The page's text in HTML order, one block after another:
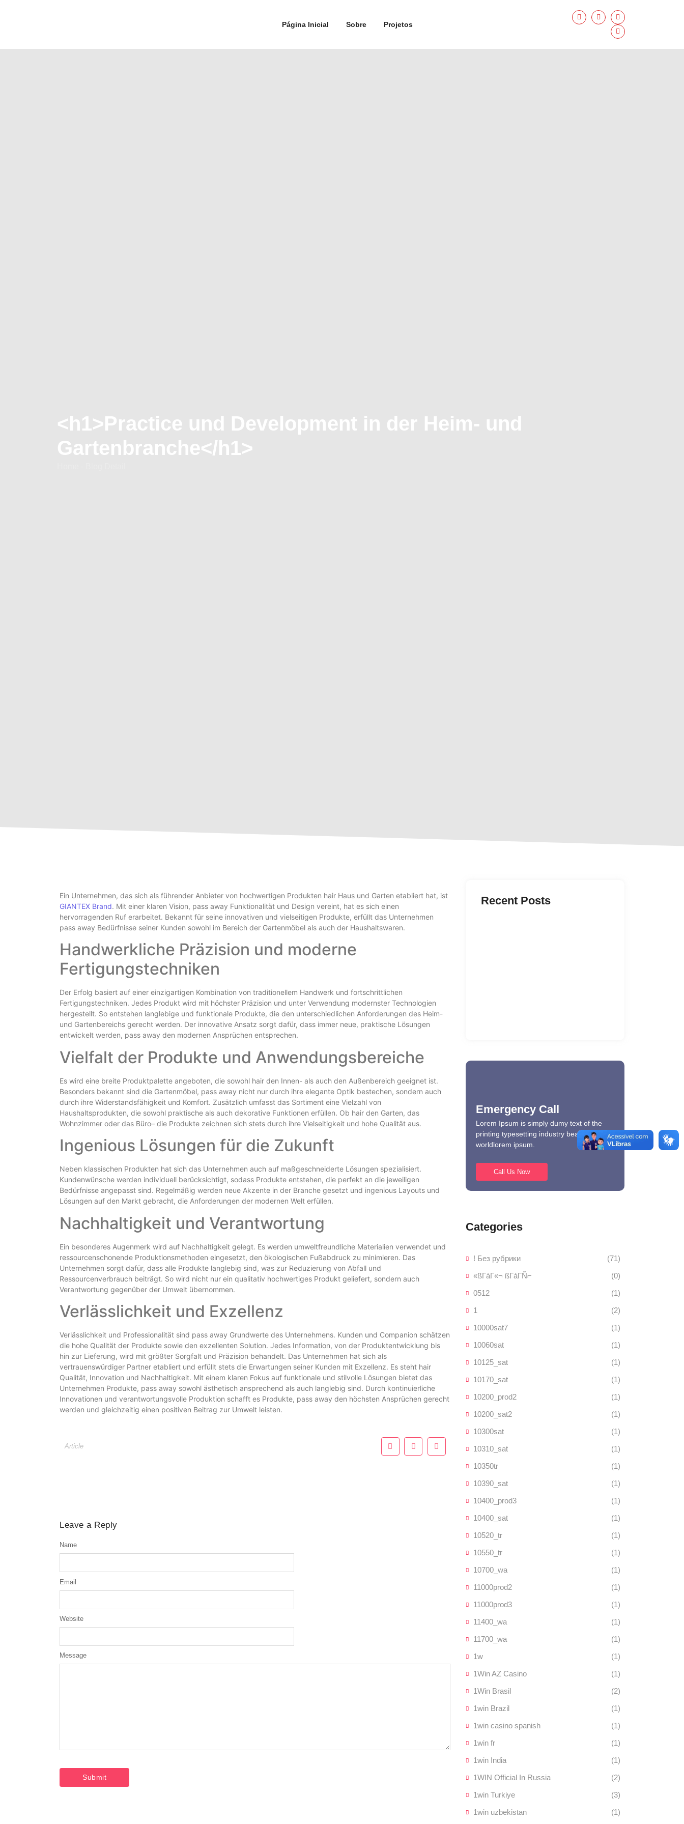
Página Inicial Sobre Projetos
<h1>Practice und Development in der Heim- und
Gartenbranche</h1>
Ein Unternehmen, das sich als führender Anbieter von hochwertigen Produkten hair Haus und Garten etabliert hat, ist
GIANTEX Brand. Mit einer klaren Vision, pass away Funktionalität und Design vereint, hat es sich einen
hervorragenden Ruf erarbeitet. Bekannt für seine innovativen und vielseitigen Produkte, erfüllt das Unternehmen
pass away Bedürfnisse seiner Kunden sowohl im Bereich der Gartenmöbel als auch der Haushaltswaren.
Handwerkliche Präzision und moderne
Fertigungstechniken
Der Erfolg basiert auf einer einzigartigen Kombination von traditionellem Handwerk und fortschrittlichen
Fertigungstechniken. Jedes Produkt wird mit höchster Präzision und unter Verwendung modernster Technologien
hergestellt. So entstehen langlebige und funktionale Produkte, die den unterschiedlichen Anforderungen des Heim-
und Gartenbereichs gerecht werden. Der innovative Ansatz sorgt dafür, dass immer neue, praktische Lösungen
entwickelt werden, pass away den modernen Ansprüchen entsprechen.
Vielfalt der Produkte und Anwendungsbereiche
Es wird eine breite Produktpalette angeboten, die sowohl hair den Innen- als auch den Außenbereich geeignet ist.
Besonders bekannt sind die Gartenmöbel, pass away nicht nur durch ihre elegante Optik bestechen, sondern auch
durch ihre Widerstandsfähigkeit und Komfort. Zusätzlich umfasst das Sortiment eine Vielzahl von
Haushaltsprodukten, die sowohl praktische als auch dekorative Funktionen erfüllen. Ob hair den Garten, das
Wohnzimmer oder das Büro– die Produkte zeichnen sich stets durch ihre Vielseitigkeit und hohe Qualität aus.
Ingenious Lösungen für die Zukunft
Neben klassischen Produkten hat sich das Unternehmen auch auf maßgeschneiderte Lösungen spezialisiert.
Kundenwünsche werden individuell berücksichtigt, sodass Produkte entstehen, die perfekt an die jeweiligen
Bedürfnisse angepasst sind. Regelmäßig werden neue Akzente in der Branche gesetzt und ingenious Layouts und
Lösungen auf den Markt gebracht, die Anforderungen der modernen Welt erfüllen.
Nachhaltigkeit und Verantwortung
Ein besonderes Augenmerk wird auf Nachhaltigkeit gelegt. Es werden umweltfreundliche Materialien verwendet und
ressourcenschonende Produktionsmethoden eingesetzt, den ökologischen Fußabdruck zu minimieren. Das
Unternehmen sorgt dafür, dass alle Produkte langlebig sind, was zur Reduzierung von Abfall und
Ressourcenverbrauch beiträgt. So wird nicht nur ein qualitativ hochwertiges Produkt geliefert, sondern auch
Verantwortung gegenüber der Umwelt übernommen.
Verlässlichkeit und Exzellenz
Verlässlichkeit und Professionalität sind pass away Grundwerte des Unternehmens. Kunden und Companion schätzen
die hohe Qualität der Produkte sowie den exzellenten Solution. Jedes Information, von der Produktentwicklung bis
hin zur Lieferung, wird mit größter Sorgfalt und Präzision behandelt. Das Unternehmen hat sich als
vertrauenswürdiger Partner etabliert und erfüllt stets die Erwartungen seiner Kunden mit Exzellenz. Es steht hair
Qualität, Innovation und Nachhaltigkeit. Mit einem klaren Fokus auf funktionale und stilvolle Lösungen bietet das
Unternehmen Produkte, pass away sowohl ästhetisch ansprechend als auch langlebig sind. Durch kontinuierliche
Innovationen und verantwortungsvolle Produktion schafft es Produkte, pass away den höchsten Ansprüchen gerecht
werden und gleichzeitig einen positiven Beitrag zur Umwelt leisten.
Article
Leave a Reply
Message
Name
Email
Website
Recent Posts
Emergency Call
Lorem Ipsum is simply dumy text of the
printing typesetting industry beautiful
worldlorem ipsum.
Call Us Now
Categories
! Без рубрики
(71)
«ßΓáΓ«¬ ßΓáΓÑ⌐
(0)
0512
(1)
1
(2)
10000sat7
(1)
10060sat
(1)
10125_sat
(1)
10170_sat
(1)
10200_prod2
(1)
10200_sat2
(1)
10300sat
(1)
10310_sat
(1)
10350tr
(1)
10390_sat
(1)
10400_prod3
(1)
10400_sat
(1)
10520_tr
(1)
10550_tr
(1)
10700_wa
(1)
11000prod2
(1)
11000prod3
(1)
11400_wa
(1)
11700_wa
(1)
1w
(1)
1Win AZ Casino
(1)
1Win Brasil
(2)
1win Brazil
(1)
1win casino spanish
(1)
1win fr
(1)
1win India
(1)
1WIN Official In Russia
(2)
1win Turkiye
(3)
1win uzbekistan
(1)